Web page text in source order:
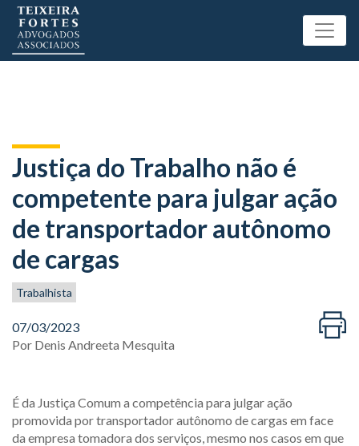
Justiça do Trabalho não é
competente para julgar ação
de transportador autônomo
de cargas
Trabalhista
07/03/2023
Por Denis Andreeta Mesquita
É da Justiça Comum a competência para julgar ação
promovida por transportador autônomo de cargas em face
da empresa tomadora dos serviços, mesmo nos casos em que